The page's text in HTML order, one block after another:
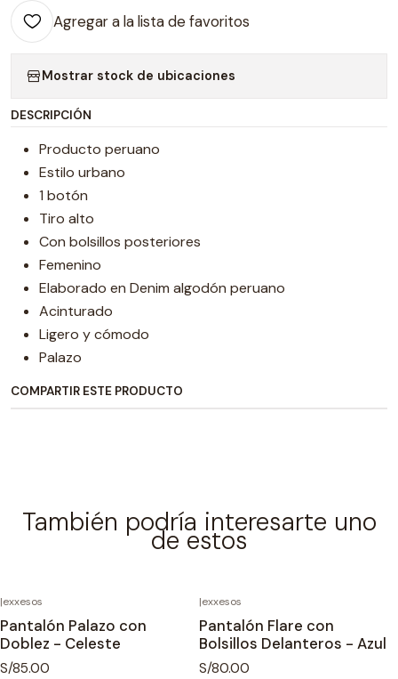
Agregar a la lista de favoritos
Mostrar stock de ubicaciones
DESCRIPCIÓN
Producto peruano
Estilo urbano
1 botón
Tiro alto
Con bolsillos posteriores
Femenino
Elaborado en Denim algodón peruano
Acinturado
Ligero y cómodo
Palazo
COMPARTIR ESTE PRODUCTO
También podría interesarte uno
de estos
|exxesos
Pantalón Palazo con
Doblez - Celeste
S/85.00
|exxesos
Pantalón Flare con
Bolsillos Delanteros - Azul
S/80.00